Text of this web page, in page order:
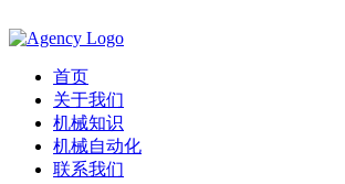
首页
关于我们
机械知识
机械自动化
联系我们